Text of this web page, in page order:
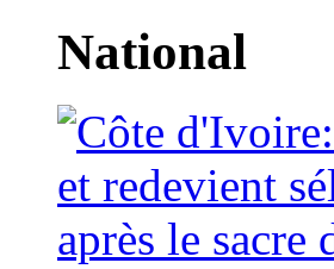
National